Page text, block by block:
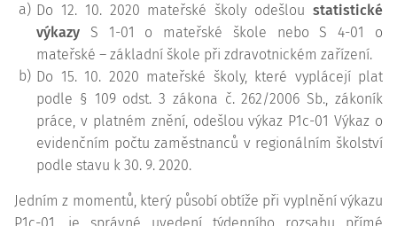
a) Do 12. 10. 2020 mateřské školy odešlou statistické
výkazy S 1-01 o mateřské škole nebo S 4-01 o
mateřské – základní škole při zdravotnickém zařízení.
b) Do 15. 10. 2020 mateřské školy, které vyplácejí plat
podle § 109 odst. 3 zákona č. 262/2006 Sb., zákoník
práce, v platném znění, odešlou výkaz P1c-01 Výkaz o
evidenčním počtu zaměstnanců v regionálním školství
podle stavu k 30. 9. 2020.
Jedním z momentů, který působí obtíže při vyplnění výkazu